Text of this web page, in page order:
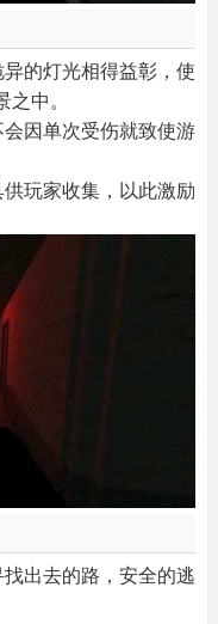
的灯光相得益彰，使
中。
因单次受伤就致使游
玩家收集，以此激励
出去的路，安全的逃